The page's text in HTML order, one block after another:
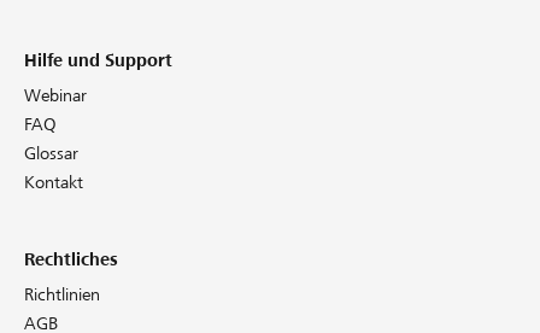
Hilfe und Support
Webinar
FAQ
Glossar
Kontakt
Rechtliches
Richtlinien
AGB